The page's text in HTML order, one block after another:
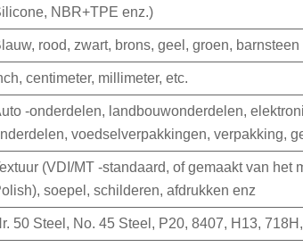
NBR+TPE enz.)
rood, zwart, brons, geel, groen,
centimeter, millimeter, etc.
-onderdelen, landbouwonderdelen,
voedselverpakkingen, verpakking,
(VDI/MT -standaard, of gemaakt van het
soepel, schilderen, afdrukken enz
50 Steel, No. 45 Steel, P20, 8407, H13,